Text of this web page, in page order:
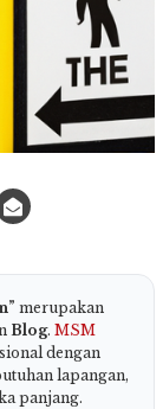
merupakan
Blog. MSM
dengan
lapangan,
panjang.